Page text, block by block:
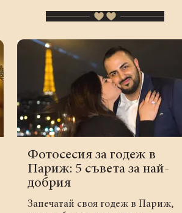
Фотосесия за годеж в
Париж: 5 съвета за най-
добрия
Запечатай своя годеж в Париж,